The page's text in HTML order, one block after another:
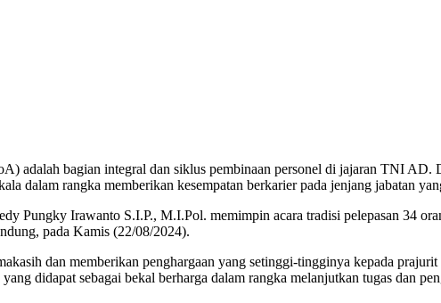
adalah bagian integral dan siklus pembinaan personel di jajaran TNI
dalam rangka memberikan kesempatan berkarier pada jenjang jabatan
Pungky Irawanto S.I.P., M.I.Pol. memimpin acara tradisi pelepasan 34
pada Kamis (22/08/2024).
dan memberikan penghargaan yang setinggi-tingginya kepada
didapat sebagai bekal berharga dalam rangka melanjutkan tugas dan